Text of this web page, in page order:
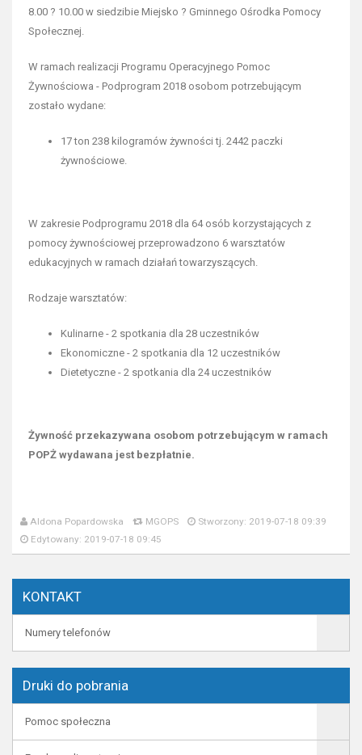
8.00 ? 10.00 w siedzibie Miejsko ? Gminnego Ośrodka Pomocy
Społecznej.
W ramach realizacji Programu Operacyjnego Pomoc
Żywnościowa - Podprogram 2018 osobom potrzebującym
zostało wydane:
17 ton 238 kilogramów żywności tj. 2442 paczki
żywnościowe.
W zakresie Podprogramu 2018 dla 64 osób korzystających z
pomocy żywnościowej przeprowadzono 6 warsztatów
edukacyjnych w ramach działań towarzyszących.
Rodzaje warsztatów:
Kulinarne - 2 spotkania dla 28 uczestników
Ekonomiczne - 2 spotkania dla 12 uczestników
Dietetyczne - 2 spotkania dla 24 uczestników
Żywność przekazywana osobom potrzebującym w ramach
POPŻ wydawana jest bezpłatnie.
Aldona Popardowska MGOPS
Stworzony: 2019-07-18 09:39
Edytowany: 2019-07-18 09:45
KONTAKT
Numery telefonów
Druki do pobrania
Pomoc społeczna